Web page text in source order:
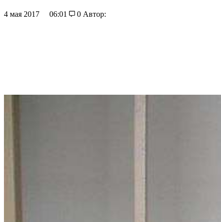
4 мая 2017 06:01 0 Автор: